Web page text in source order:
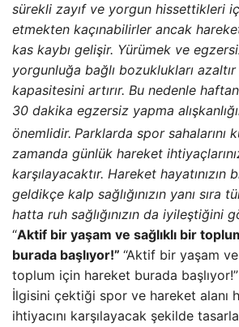
sürekli zayıf ve yorgun hissettikleri
etmekten kaçınabilirler ancak
kas kaybı gelişir. Yürümek ve
yorgunluğa bağlı bozuklukları
kapasitesini artırır. Bu nedenle
30 dakika egzersiz yapma
önemlidir. Parklarda spor sahalarını
zamanda günlük hareket
karşılayacaktır. Hareket hayatınızın
geldikçe kalp sağlığınızın yanı sıra
hatta ruh sağlığınızın da iyileştiğini
“Aktif bir yaşam ve sağlıklı bir
burada başlıyor!” “Aktif bir yaşam ve
toplum için hareket burada
İlgisini çektiği spor ve hareket alanı
ihtiyacını karşılayacak şekilde